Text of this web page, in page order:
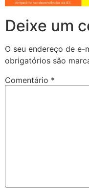
Deixe um
O seu endereço de e-
obrigatórios são
Comentário *